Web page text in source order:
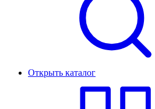
Открыть каталог